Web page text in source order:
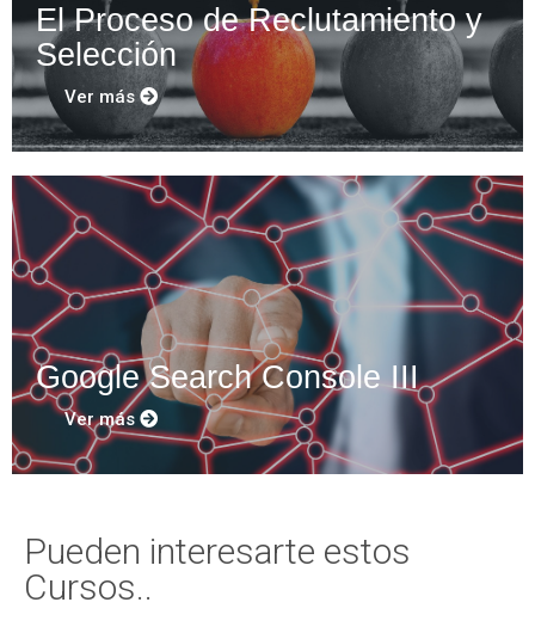
El Proceso de Reclutamiento y
Selección
Ver más
Google Search Console III
Ver más
Pueden interesarte estos
Cursos..